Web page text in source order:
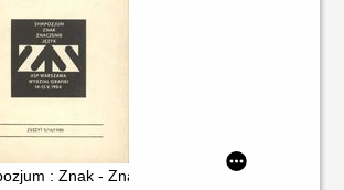
Akademii Sztuk Pięknych.. 1/7/1984
: Znak - Znaczenie - Język